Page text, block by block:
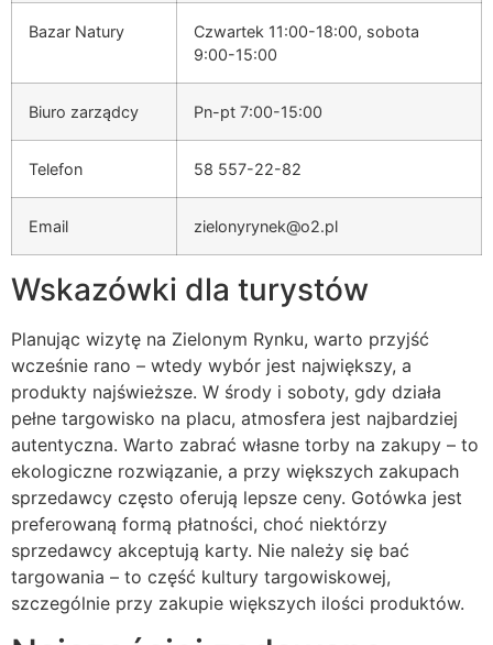
Bazar Natury
Czwartek 11:00-18:00, sobota
9:00-15:00
Biuro zarządcy Pn-pt 7:00-15:00
Telefon 58 557-22-82
Email zielonyrynek@o2.pl
Wskazówki dla turystów
Planując wizytę na Zielonym Rynku, warto przyjść
wcześnie rano – wtedy wybór jest największy, a
produkty najświeższe. W środy i soboty, gdy działa
pełne targowisko na placu, atmosfera jest najbardziej
autentyczna. Warto zabrać własne torby na zakupy – to
ekologiczne rozwiązanie, a przy większych zakupach
sprzedawcy często oferują lepsze ceny. Gotówka jest
preferowaną formą płatności, choć niektórzy
sprzedawcy akceptują karty. Nie należy się bać
targowania – to część kultury targowiskowej,
szczególnie przy zakupie większych ilości produktów.